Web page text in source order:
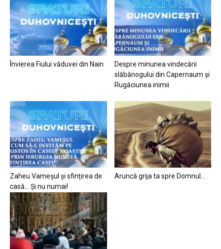
Învierea Fiului văduvei din Nain
Despre minunea vindecării
slăbănogului din Capernaum și
Rugăciunea inimii
Zaheu Vameșul și sfințirea de
casă… Și nu numai!
Aruncă grija ta spre Domnul…